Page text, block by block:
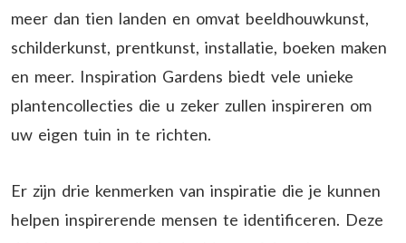
meer dan tien landen en omvat beeldhouwkunst,
schilderkunst, prentkunst, installatie, boeken maken
en meer. Inspiration Gardens biedt vele unieke
plantencollecties die u zeker zullen inspireren om
uw eigen tuin in te richten.
Er zijn drie kenmerken van inspiratie die je kunnen
helpen inspirerende mensen te identificeren. Deze